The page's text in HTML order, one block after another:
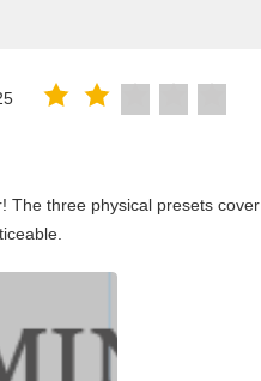
The three physical presets cover